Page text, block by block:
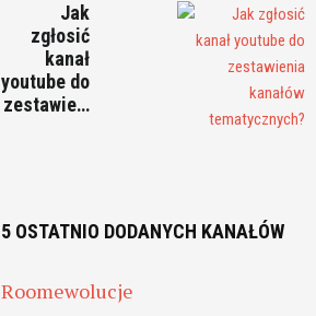
Jak
zgłosić
kanał
youtube do
zestawie…
5 OSTATNIO DODANYCH KANAŁÓW
Roomewolucje